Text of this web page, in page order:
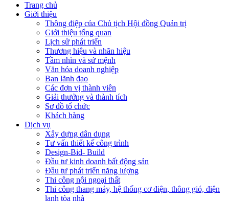
Trang chủ
Giới thiệu
Thông điệp của Chủ tịch Hội đồng Quản trị
Giới thiệu tổng quan
Lịch sử phát triển
Thương hiệu và nhãn hiệu
Tầm nhìn và sứ mệnh
Văn hóa doanh nghiệp
Ban lãnh đạo
Các đơn vị thành viên
Giải thưởng và thành tích
Sơ đồ tổ chức
Khách hàng
Dịch vụ
Xây dựng dân dụng
Tư vấn thiết kế công trình
Design-Bid- Build
Đầu tư kinh doanh bất động sản
Đầu tư phát triển năng lượng
Thi công nội ngoại thất
Thi công thang máy, hệ thống cơ điện, thông gió, điện
lạnh tòa nhà